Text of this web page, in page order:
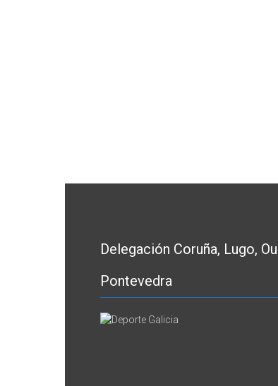
Delegación Coruña, Lugo,
Pontevedra